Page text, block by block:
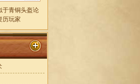
于青铜头盔论
历玩家